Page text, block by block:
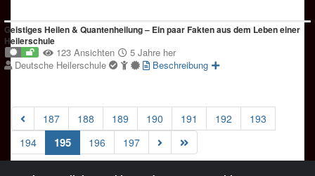
Geistiges Heilen & Quantenheilung – Ein paar Fakten aus dem Leben einer
Heilerschule
123 Ansichten
5 Jahre her
Deutsche Heilerschule
Beschreibung
187 188 189 190 191 192
193
194
195(current)
196 197